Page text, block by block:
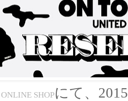
ONLINE SHOPにて、